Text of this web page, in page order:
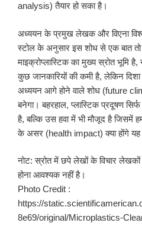
analysis) तैयार हो सका है।
अध्ययन के प्रमुख लेखक और विएना
स्टोल के अनुसार इस शोध से एक बात
माइक्रोप्लास्टिक का मुख्य स्रोत भूमि
कुछ जानकारियों की कमी है, लेकिन
अध्ययन आगे होने वाले शोध (future
बनेगा। बहरहाल, प्लास्टिक प्रदूषण
है, बल्कि उस हवा में भी मौजूद है
के असर (health impact) क्या होंगे यह
नोट: स्रोत में छपे लेखों के विचार
होना आवश्यक नहीं है।
Photo Credit :
https://
8e69/original/Microplastics-